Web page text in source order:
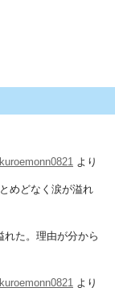
kuroemonn0821 より
とめどなく涙が溢れ
れた。理由が分から
kuroemonn0821 より